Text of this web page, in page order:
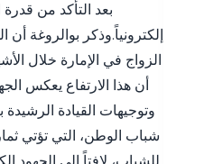
بعد التأكد من
إلكترونياً.وذكر بوالروغة
الزواج في الإمارة خلال
أن هذا الارتفاع يعكس
وتوجيهات القيادة الرشيدة
شباب الوطن، التي تؤتي